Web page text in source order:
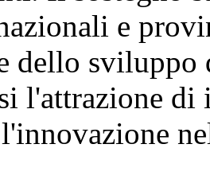
e
dello sviluppo
l'attrazione di